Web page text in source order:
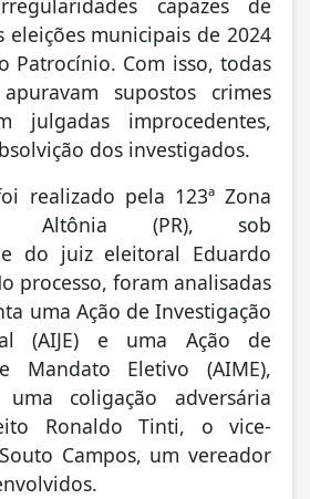
capazes de
eleições municipais de 2024
Patrocínio. Com isso, todas
supostos crimes
julgadas improcedentes,
dos investigados.
realizado pela 123ª Zona
Altônia (PR), sob
do juiz eleitoral Eduardo
processo, foram analisadas
uma Ação de Investigação
(AIJE) e uma Ação de
Mandato Eletivo (AIME),
coligação adversária
Ronaldo Tinti, o vice-
Campos, um vereador